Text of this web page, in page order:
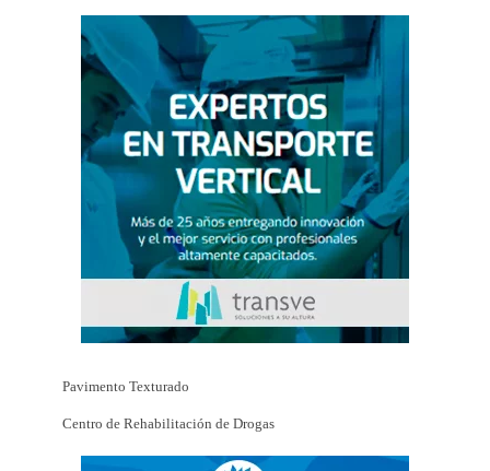
Pavimento Texturado
Centro de Rehabilitación de Drogas